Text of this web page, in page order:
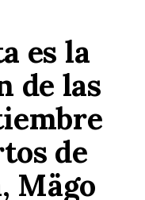
es la
de las
de
Mägo